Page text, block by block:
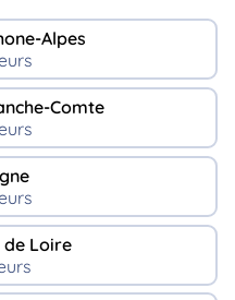
Alpes
Comte
Loire